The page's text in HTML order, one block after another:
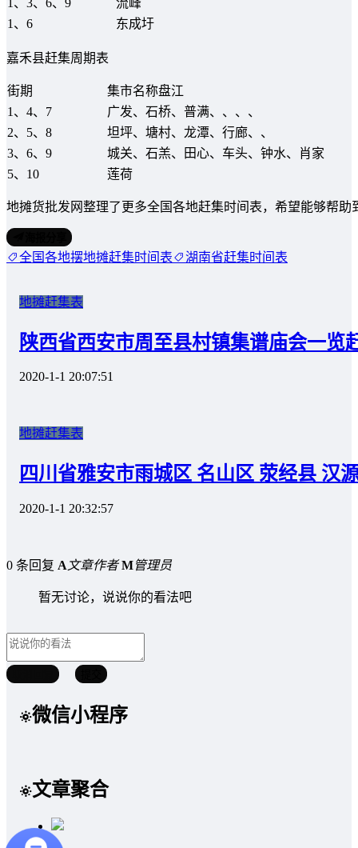
1、6
东成圩
嘉禾县赶集周期表
街期
集市名称盘江
1、4、7
广发、石桥、普满、、、、
2、5、8
坦坪、塘村、龙潭、行廊、、
3、6、9
城关、石羔、田心、车头、钟水、肖家
5、10
莲荷
地摊货批发网整理了更多全国各地赶集时间表，希望能够帮助
全国各地摆地摊赶集时间表 湖南省赶集时间表
地摊赶集表
陕西省西安市周至县村镇集谱庙会一览
2020-1-1 20:07:51
地摊赶集表
四川省雅安市雨城区 名山区 荥经县 汉
2020-1-1 20:32:57
0 条回复 A 文章作者 M管理员
暂无讨论，说说你的看法吧
微信小程序
文章聚合